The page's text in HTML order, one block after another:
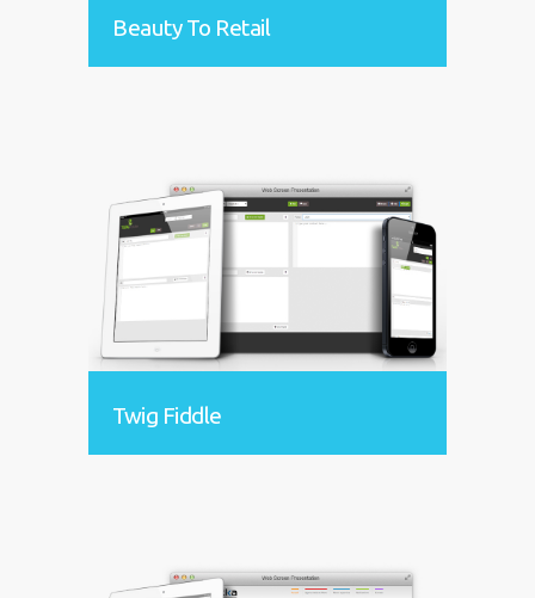
Beauty To Retail
Twig Fiddle